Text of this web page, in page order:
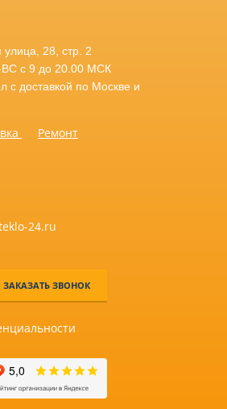
улица, 28, стр. 2
с 9 до 20.00 МСК
с доставкой по Москве и
Ремонт
24.ru
ЗАКАЗАТЬ ЗВОНОК